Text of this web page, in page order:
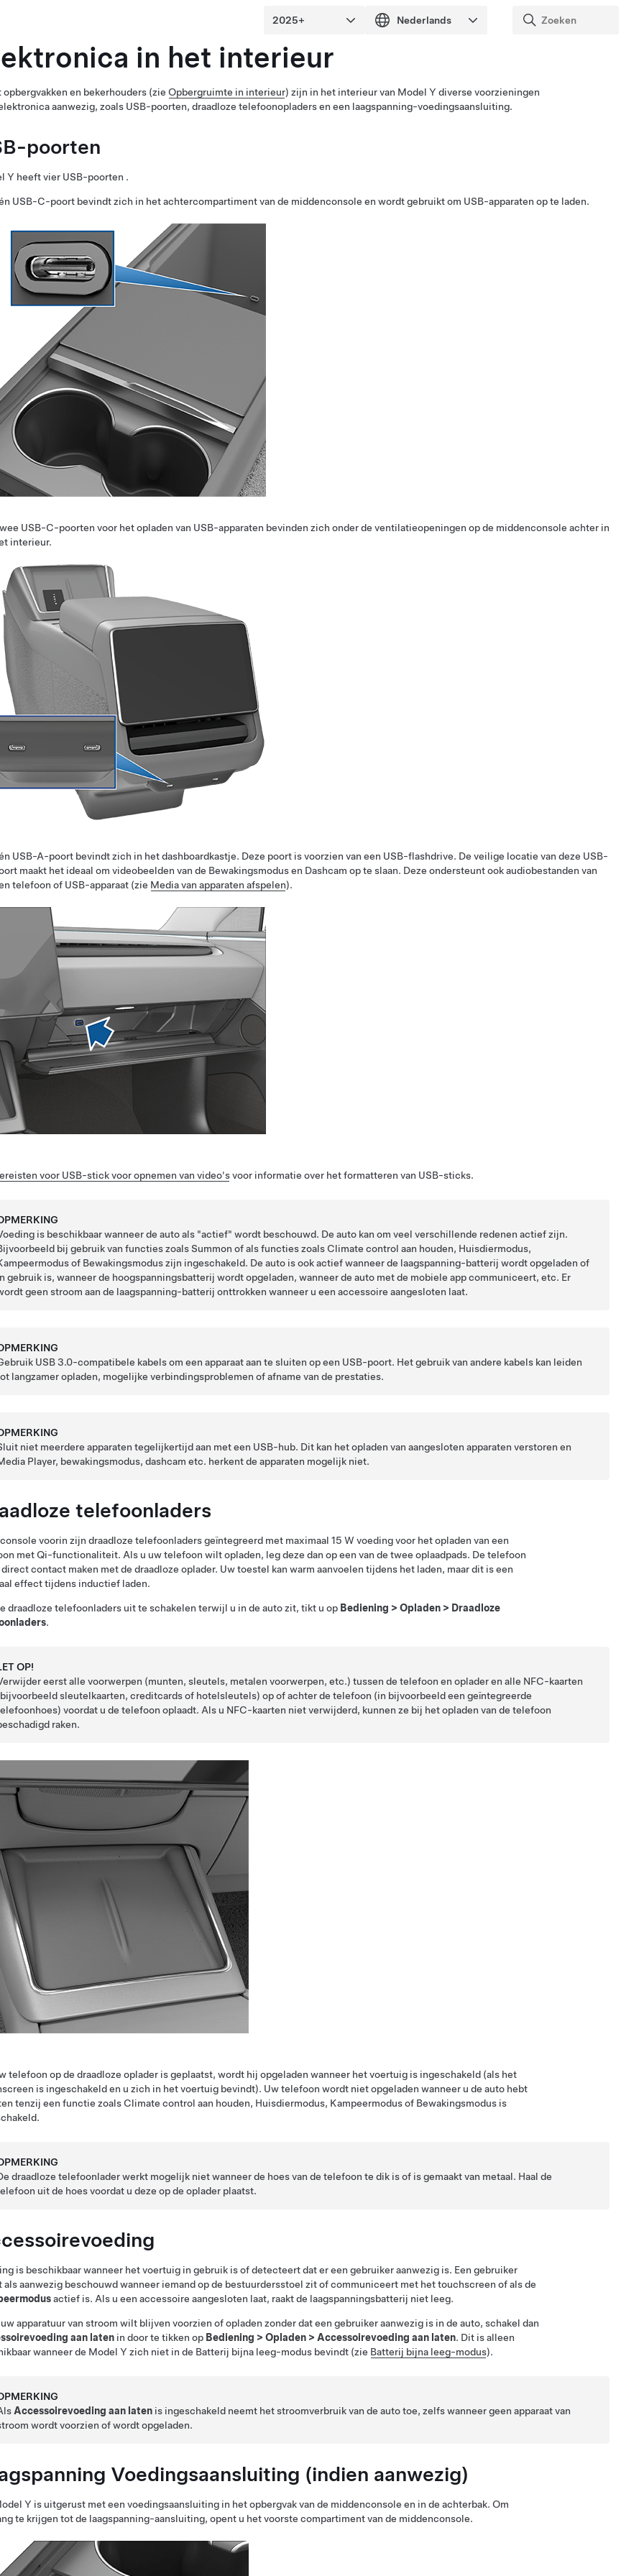
in het interieur
opbergvakken en bekerhouders (zie Opbergruimte in interieur) zijn in het interieur van Model Y diverse voorzieningen
aanwezig, zoals USB-poorten, draadloze telefoonopladers en een laagspanning-voedingsaansluiting.
poorten
Y heeft vier USB-poorten .
USB-C-poort bevindt zich in het achtercompartiment van de middenconsole en wordt gebruikt om USB-apparaten op te laden.
USB-C-poorten voor het opladen van USB-apparaten bevinden zich onder de ventilatieopeningen op de middenconsole achter in
interieur.
USB-A-poort bevindt zich in het dashboardkastje. Deze poort is voorzien van een USB-flashdrive. De veilige locatie van deze USB-
maakt het ideaal om videobeelden van de Bewakingsmodus en Dashcam op te slaan. Deze ondersteunt ook audiobestanden van
telefoon of USB-apparaat (zie Media van apparaten afspelen).
voor USB-stick voor opnemen van video'svoor informatie over het formatteren van USB-sticks.
is beschikbaar wanneer de auto als "actief" wordt beschouwd. De auto kan om veel verschillende redenen actief zijn.
bij gebruik van functies zoalsSummon of als functies zoals Climate control aan houden, Huisdiermodus,
of Bewakingsmodus zijn ingeschakeld. De auto is ook actief wanneer de laagspanning-batterij wordt opgeladen of
gebruik is, wanneer de hoogspanningsbatterij wordt opgeladen, wanneer de auto met de mobiele app communiceert, etc. Er
geen stroom aan de laagspanning-batterij onttrokken wanneer u een accessoire aangesloten laat.
USB 3.0-compatibele kabels om een apparaat aan te sluiten op een USB-poort. Het gebruik van andere kabels kan leiden
langzamer opladen, mogelijke verbindingsproblemen of afname van de prestaties.
niet meerdere apparaten tegelijkertijd aan met een USB-hub. Dit kan het opladen van aangesloten apparaten verstoren en
Player, bewakingsmodus, dashcam etc. herkent de apparaten mogelijk niet.
telefoonladers
voorin zijn draadloze telefoonladers geïntegreerd met maximaal 15 W voeding voor het opladen van een
met Qi-functionaliteit. Als u uw telefoon wilt opladen, leg deze dan op een van de twee oplaadpads. De telefoon
contact maken met de draadloze oplader. Uw toestel kan warm aanvoelen tijdens het laden, maar dit is een
effect tijdens inductief laden.
draadloze telefoonladers uit te schakelen terwijl u in de auto zit, tikt u op Bediening > Opladen > Draadloze
.
OP!
eerst alle voorwerpen (munten, sleutels, metalen voorwerpen, etc.) tussen de telefoon en oplader en alle NFC-kaarten
sleutelkaarten, creditcards of hotelsleutels) op of achter de telefoon (in bijvoorbeeld een geïntegreerde
voordat u de telefoon oplaadt. Als u NFC-kaarten niet verwijderd, kunnen ze bij het opladen van de telefoon
raken.
telefoon op de draadloze oplader is geplaatst, wordt hij opgeladen wanneer het voertuig is ingeschakeld (als het
is ingeschakeld en u zich in het voertuig bevindt). Uw telefoon wordt niet opgeladen wanneer u de auto hebt
tenzij een functie zoals Climate control aan houden, Huisdiermodus, Kampeermodus of Bewakingsmodus is
.
draadloze telefoonlader werkt mogelijk niet wanneer de hoes van de telefoon te dik is of is gemaakt van metaal. Haal de
uit de hoes voordat u deze op de oplader plaatst.
is beschikbaar wanneer het voertuig in gebruik is of detecteert dat er een gebruiker aanwezig is. Een gebruiker
als aanwezig beschouwd wanneer iemand op de bestuurdersstoel zit of communiceert met het touchscreen of als de
actief is. Als u een accessoire aangesloten laat, raakt de laagspanningsbatterij niet leeg.
apparatuur van stroom wilt blijven voorzien of opladen zonder dat een gebruiker aanwezig is in de auto, schakel dan
aan laten in door te tikken op Bediening > Opladen > Accessoirevoeding aan laten. Dit is alleen
wanneer de Model Y zich niet in de Batterij bijna leeg-modus bevindt (zie Batterij bijna leeg-modus).
Accessoirevoeding aan laten is ingeschakeld neemt het stroomverbruik van de auto toe, zelfs wanneer geen apparaat van
wordt voorzien of wordt opgeladen.
Voedingsaansluiting (indien aanwezig)
Y is uitgerust met een voedingsaansluiting in het opbergvak van de middenconsole en in de achterbak. Om
te krijgen tot de laagspanning-aansluiting, opent u het voorste compartiment van de middenconsole.